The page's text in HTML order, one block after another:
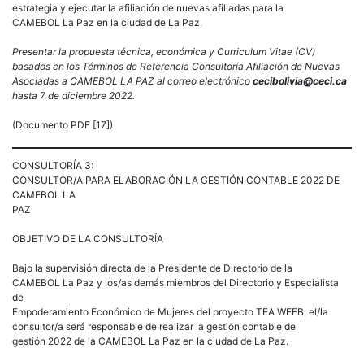
estrategia y ejecutar la afiliación de nuevas afiliadas para la
CAMEBOL La Paz en la ciudad de La Paz.
Presentar la propuesta técnica, económica y Curriculum Vitae (CV)
basados en los Términos de Referencia Consultoría Afiliación de Nuevas
Asociadas a CAMEBOL LA PAZ al correo electrónico cecibolivia@ceci.ca
hasta 7 de diciembre 2022.
(Documento PDF [17])
CONSULTORÍA 3:
CONSULTOR/A PARA ELABORACIÓN LA GESTIÓN CONTABLE 2022 DE
CAMEBOL LA
PAZ
OBJETIVO DE LA CONSULTORÍA
Bajo la supervisión directa de la Presidente de Directorio de la
CAMEBOL La Paz y los/as demás miembros del Directorio y Especialista
de
Empoderamiento Económico de Mujeres del proyecto TEA WEEB, el/la
consultor/a será responsable de realizar la gestión contable de
gestión 2022 de la CAMEBOL La Paz en la ciudad de La Paz.